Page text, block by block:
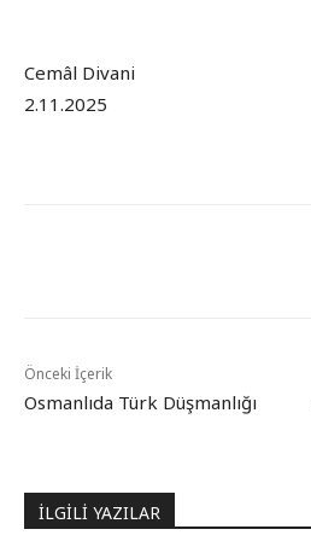
​Cemâl Divani
2.11.2025
Önceki İçerik
Osmanlıda Türk Düşmanlığı
İLGİLİ YAZILAR